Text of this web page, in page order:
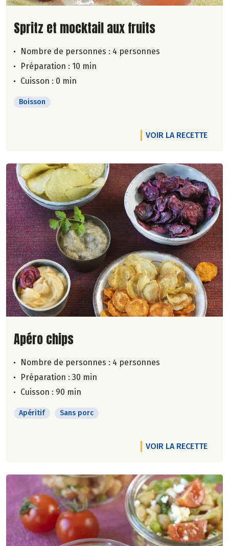
Lire la suite de la recette
Spritz et mocktail aux fruits
Nombre de personnes : 4 personnes
Préparation : 10 min
Cuisson : 0 min
Boisson
VOIR LA RECETTE
Lire la suite de la recette
Apéro chips
Nombre de personnes : 4 personnes
Préparation : 30 min
Cuisson : 90 min
Apéritif Sans porc
VOIR LA RECETTE